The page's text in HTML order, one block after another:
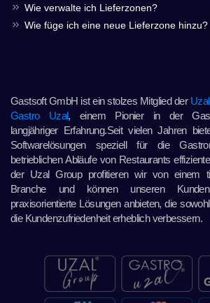
Wie verwalte ich Lieferzonen?
Wie füge ich eine neue Lieferzone hinzu?
Gastsoft GmbH ist ein stolzes Mitglied der
Gastro Uzal, einem Pionier in der
langjähriger Erfahrung.Seit vielen Jahren
Softwarelösungen speziell für die
betrieblichen Abläufe von Restaurants
der Uzal Group profitieren wir von einem
Branche und können unseren Kunden
praxisorientierte Lösungen anbieten, die
die Kundenzufriedenheit erheblich verbessern.